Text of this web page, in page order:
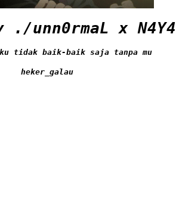
./unn0rmaL x N4Y4
tidak baik-baik saja tanpa mu
heker_galau